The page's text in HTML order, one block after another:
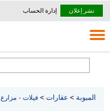
نشر إعلان إدارة الحساب
المبوبة > عقارات > فيلات - مزارع